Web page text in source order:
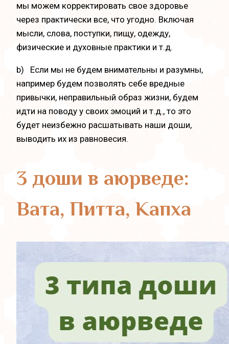
мы можем корректировать свое здоровье
через практически все, что угодно. Включая
мысли, слова, поступки, пищу, одежду,
физические и духовные практики и т.д.
b) Если мы не будем внимательны и разумны,
например будем позволять себе вредные
привычки, неправильный образ жизни, будем
идти на поводу у своих эмоций и т.д., то это
будет неизбежно расшатывать наши доши,
выводить их из равновесия.
3 доши в аюрведе:
Вата, Питта, Капха